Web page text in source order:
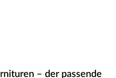
– der passende